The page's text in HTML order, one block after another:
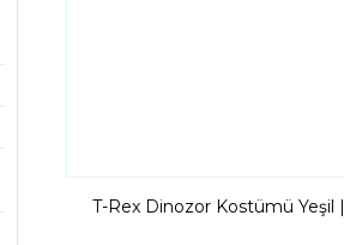
T-Rex Dinozor Kostümü Yeşil |